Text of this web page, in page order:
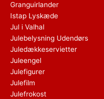
Granguirlander
Istap Lyskæde
Jul i Valhal
Julebelysning Udendørs
Juledækkeservietter
Juleengel
Julefigurer
Julefilm
Julefrokost